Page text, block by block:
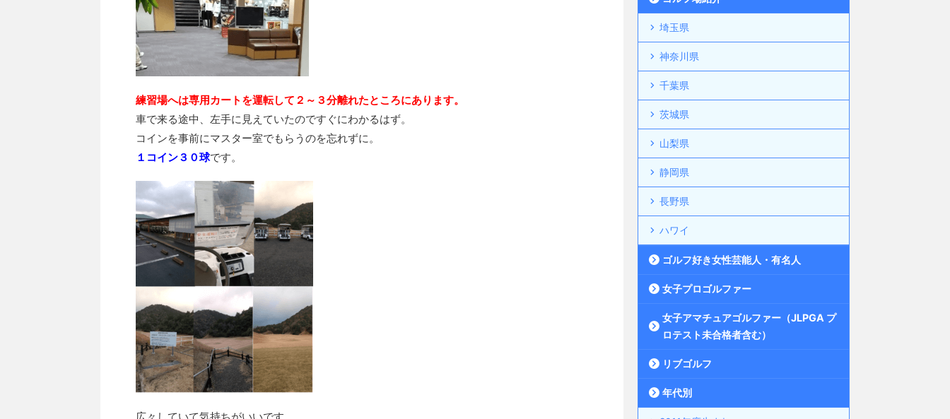
練習場へは専用カートを運転して２～３分離れたところにあります。
車で来る途中、左手に見えていたのですぐにわかるはず。
コインを事前にマスター室でもらうのを忘れずに。
１コイン３０球です。
埼玉県
神奈川県
千葉県
茨城県
山梨県
静岡県
長野県
ハワイ
ゴルフ好き女性芸能人・有名人
女子プロゴルファー
女子アマチュアゴルファー（JLPGA プ
ロテスト未合格者含む）
リブゴルフ
年代別